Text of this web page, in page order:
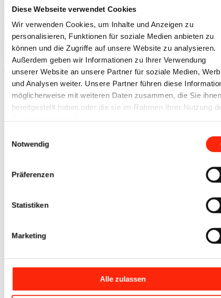
Diese Webseite verwendet Cookies
Wir verwenden Cookies, um Inhalte und Anzeigen zu
personalisieren, Funktionen für soziale Medien anbieten zu
können und die Zugriffe auf unsere Website zu analysieren.
Außerdem geben wir Informationen zu Ihrer Verwendung
unserer Website an unsere Partner für soziale Medien,
und Analysen weiter. Unsere Partner führen diese
möglicherweise mit weiteren Daten zusammen, die Sie ihnen
bereitgestellt haben oder die sie im Rahmen Ihrer Nutzung
Notwendig
Präferenzen
Statistiken
Marketing
Alle zulassen
Preis auf Anfrage.
Interesse geweckt? Rufen Sie uns an und lassen sich von unseren
Bauwagenprofis beraten. Wir erstellen Ihnen ein kostenloses
Angebot zu Ihrem Traumbauwagen.
Ähnliche Produkte
Bauwagen 5,0 m
exkl. 19 % MwSt.
NEU Bauwagen Verkaufsklappe
Freizeit-Bauwagen mit Ofenecke 3,5